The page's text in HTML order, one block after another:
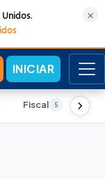
.
×
INICIAR
Fiscal 5